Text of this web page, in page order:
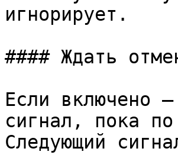
игнорирует.
#### Ждать
Если включено
сигнал, пока
Следующий